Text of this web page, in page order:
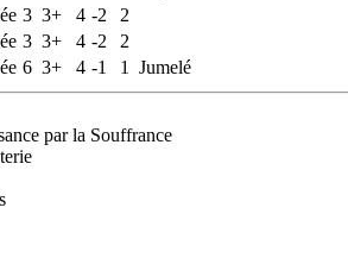
3 3+ 4 -2
2
3 3+ 4 -2
2
6 3+ 4 -1 1 Jumelé
par la Souffrance